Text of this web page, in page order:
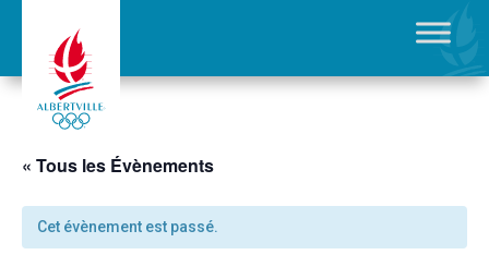
« Tous les Évènements
Cet évènement est passé.